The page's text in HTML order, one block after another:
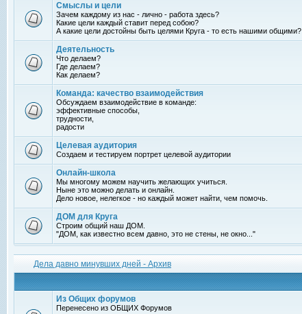
Смыслы и цели
Зачем каждому из нас - лично - работа здесь?
Какие цели каждый ставит перед собою?
А какие цели достойны быть целями Круга - то есть нашими общими?
Деятельность
Что делаем?
Где делаем?
Как делаем?
Команда: качество взаимодействия
Обсуждаем взаимодействие в команде:
эффективные способы,
трудности,
радости
Целевая аудитория
Создаем и тестируем портрет целевой аудитории
Онлайн-школа
Мы многому можем научить желающих учиться.
Ныне это можно делать и онлайн.
Дело новое, нелегкое - но каждый может найти, чем помочь.
ДОМ для Круга
Строим общий наш ДОМ.
"ДОМ, как известно всем давно, это не стены, не окно..."
Дела давно минувших дней - Архив
Из Общих форумов
Перенесено из ОБЩИХ Форумов